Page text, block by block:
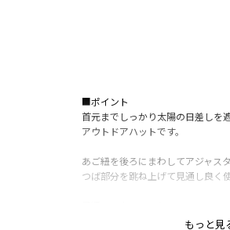
■ポイント
首元までしっかり太陽の日差しを
アウトドアハットです。
あご紐を後ろにまわしてアジャス
つば部分を跳ね上げて見通し良く
メッシュ素材を内側に使用している
もっと見